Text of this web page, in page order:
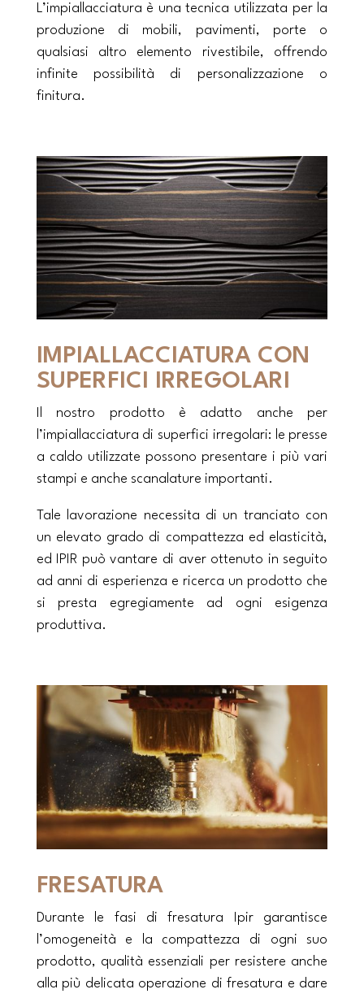
L’impiallacciatura è una tecnica utilizzata per la
produzione di mobili, pavimenti, porte o
qualsiasi altro elemento rivestibile, offrendo
infinite possibilità di personalizzazione o
finitura.
IMPIALLACCIATURA CON
SUPERFICI IRREGOLARI
Il nostro prodotto è adatto anche per
l’impiallacciatura di superfici irregolari: le presse
a caldo utilizzate possono presentare i più vari
stampi e anche scanalature importanti.
Tale lavorazione necessita di un tranciato con
un elevato grado di compattezza ed elasticità,
ed IPIR può vantare di aver ottenuto in seguito
ad anni di esperienza e ricerca un prodotto che
si presta egregiamente ad ogni esigenza
produttiva.
FRESATURA
Durante le fasi di fresatura Ipir garantisce
l’omogeneità e la compattezza di ogni suo
prodotto, qualità essenziali per resistere anche
alla più delicata operazione di fresatura e dare